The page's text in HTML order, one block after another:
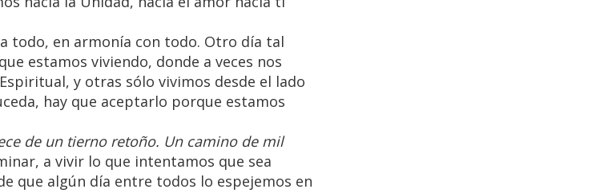
todo, en armonía con todo. Otro día tal
estamos viviendo, donde a veces nos
y otras sólo vivimos desde el lado
hay que aceptarlo porque estamos
de un tierno retoño. Un camino de mil
a vivir lo que intentamos que sea
que algún día entre todos lo espejemos en